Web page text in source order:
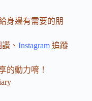
身邊有需要的朋
、 Instagram 追蹤
的動力唷！